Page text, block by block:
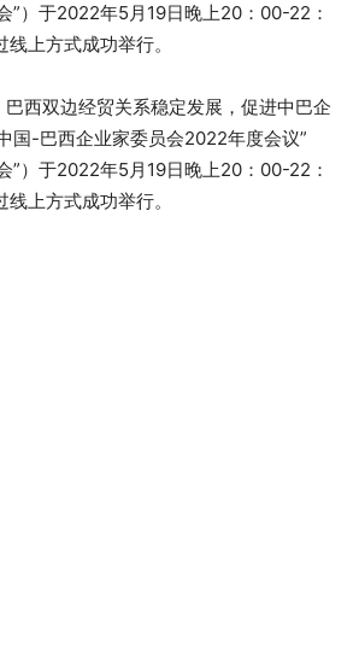
”）于2022年5月19日晚上20：00-22：
上方式成功举行。
西双边经贸关系稳定发展，促进中巴企
国-巴西企业家委员会2022年度会议”
”）于2022年5月19日晚上20：00-22：
上方式成功举行。